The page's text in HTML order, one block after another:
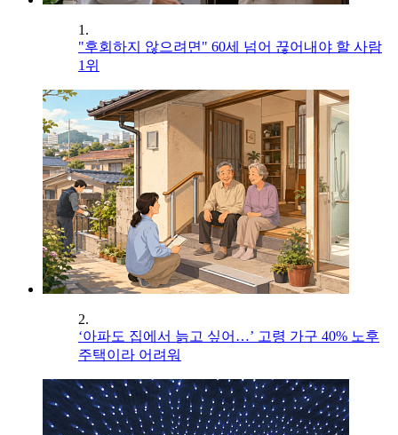
1.
"후회하지 않으려면" 60세 넘어 끊어내야 할 사람
1위
2.
‘아파도 집에서 늙고 싶어…’ 고령 가구 40% 노후
주택이라 어려워